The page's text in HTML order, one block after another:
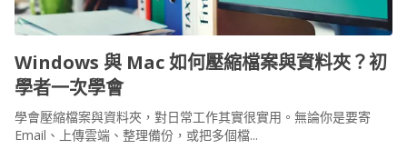
Windows 與 Mac 如何壓縮檔案與資料夾？初
學者一次學會
學會壓縮檔案與資料夾，對日常工作其實很實用。無論你是要寄
Email、上傳雲端、整理備份，或把多個檔...